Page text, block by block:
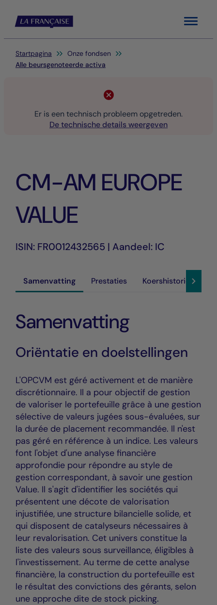
Menu
Je bent hier:
Startpagina
Onze fondsen
Alle beursgenoteerde activa
Er is een technisch probleem opgetreden.
De technische details weergeven
CM-AM EUROPE
VALUE
ISIN: FR0012432565 | Aandeel: IC
Samenvatting Prestaties Koershistoriek
Samenvatting
Oriëntatie en doelstellingen
L'OPCVM est géré activement et de manière
discrétionnaire. Il a pour objectif de gestion
de valoriser le portefeuille grâce à une gestion
sélective de valeurs jugées sous-évaluées, sur
la durée de placement recommandée. Il n'est
pas géré en référence à un indice. Les valeurs
font l'objet d'une analyse financière
approfondie pour répondre au style de
gestion correspondant, à savoir une gestion
Value. Il s'agit d'identifier les sociétés qui
présentent une décote de valorisation
injustifiée, une structure bilancielle solide, et
qui disposent de catalyseurs nécessaires à
leur revalorisation. Cet univers constitue la
liste des valeurs sous surveillance, éligibles à
l'investissement. Au terme de cette analyse
financière, la construction du portefeuille est
le résultat des convictions des gérants, selon
une approche dite de stock picking.